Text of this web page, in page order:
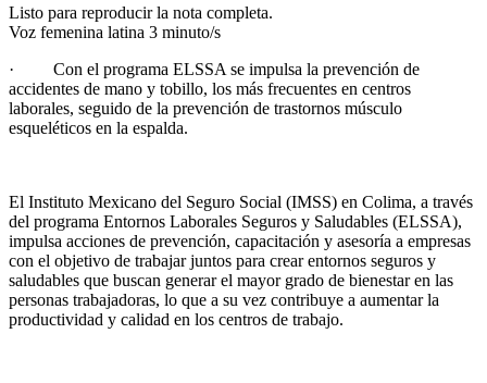
Listo para reproducir la nota completa.
Voz femenina latina 3 minuto/s
·
Con el programa ELSSA se impulsa la prevención de
accidentes de mano y tobillo, los más frecuentes en centros
laborales, seguido de la prevención de trastornos músculo
esqueléticos en la espalda.
El Instituto Mexicano del Seguro Social (IMSS) en Colima, a través
del programa Entornos Laborales Seguros y Saludables (ELSSA),
impulsa acciones de prevención, capacitación y asesoría a empresas
con el objetivo de trabajar juntos para crear entornos seguros y
saludables que buscan generar el mayor grado de bienestar en las
personas trabajadoras, lo que a su vez contribuye a aumentar la
productividad y calidad en los centros de trabajo.